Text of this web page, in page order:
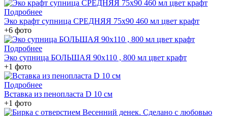
Подробнее
Эко крафт супница СРЕДНЯЯ 75х90 460 мл цвет крафт
+6 фото
Подробнее
Эко супница БОЛЬШАЯ 90х110 , 800 мл цвет крафт
+1 фото
Подробнее
Вставка из пенопласта D 10 см
+1 фото